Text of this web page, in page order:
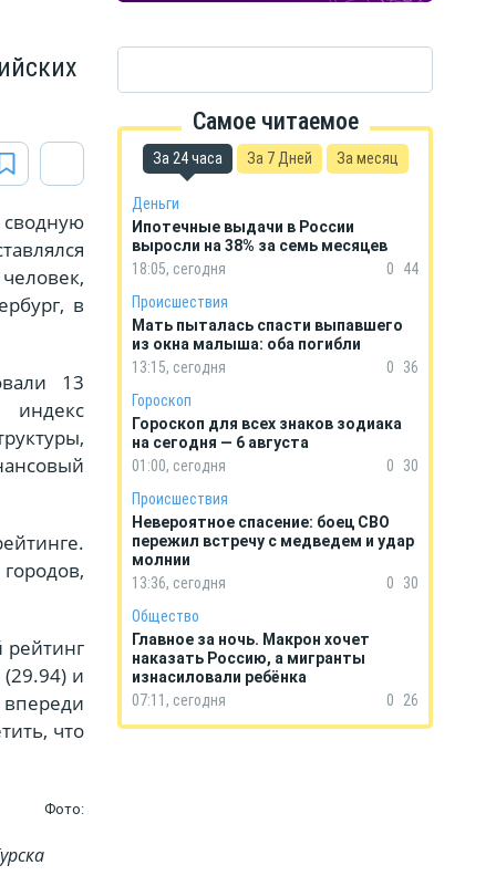
сводную
в
13
рейтинг
и
что
Фото:
Самое читаемое
За 24 часа За 7 Дней За месяц
Деньги
Ипотечные выдачи в России
выросли на 38% за семь месяцев
18:05, сегодня
0
44
Происшествия
Мать пыталась спасти выпавшего
из окна малыша: оба погибли
13:15, сегодня
0
36
Гороскоп
Гороскоп для всех знаков зодиака
на сегодня — 6 августа
01:00, сегодня
0
30
Происшествия
Невероятное спасение: боец СВО
пережил встречу с медведем и удар
молнии
13:36, сегодня
0
30
Общество
Главное за ночь. Макрон хочет
наказать Россию, а мигранты
изнасиловали ребёнка
07:11, сегодня
0 26